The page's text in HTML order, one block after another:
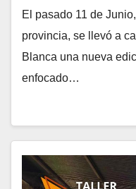
El pasado 11 de
provincia, se llevó a
Blanca una nueva
enfocado…